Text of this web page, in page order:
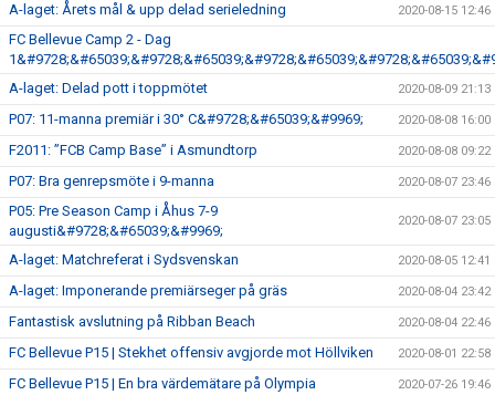
A-laget: Årets mål & upp delad serieledning 2020-08-15 12:46
FC Bellevue Camp 2 - Dag
A-laget: Delad pott i toppmötet
2020-08-09 21:13
P07: 11-manna premiär i 30° C&#9728;&#65039;&#9969; 2020-08-08 16:00
F2011: ”FCB Camp Base” i Asmundtorp 2020-08-08 09:22
P07: Bra genrepsmöte i 9-manna 2020-08-07 23:46
P05: Pre Season Camp i Åhus 7-9
augusti&#9728;&#65039;&#9969;
2020-08-07 23:05
A-laget: Matchreferat i Sydsvenskan 2020-08-05 12:41
A-laget: Imponerande premiärseger på gräs 2020-08-04 23:42
Fantastisk avslutning på Ribban Beach 2020-08-04 22:46
FC Bellevue P15 | Stekhet offensiv avgjorde mot Höllviken 2020-08-01 22:58
FC Bellevue P15 | En bra värdemätare på Olympia 2020-07-26 19:46